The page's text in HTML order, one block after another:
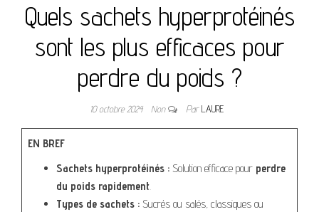
Quels sachets hyperprotéinés
sont les plus efficaces pour
perdre du poids ?
10 octobre 2024 Non ParLAURE
EN BREF
Sachets hyperprotéinés : Solution efficace pour perdre
du poids rapidement.
Types de sachets : Sucrés ou salés, classiques ou